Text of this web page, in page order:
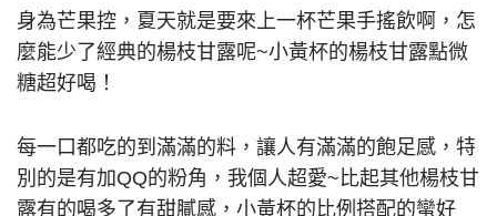
身為芒果控，夏天就是要來上一杯芒果手搖飲啊，怎
麼能少了經典的楊枝甘露呢~小黃杯的楊枝甘露點微
糖超好喝！
每一口都吃的到滿滿的料，讓人有滿滿的飽足感，特
別的是有加QQ的粉角，我個人超愛~比起其他楊枝甘
露有的喝多了有甜膩感，小黃杯的比例搭配的蠻好